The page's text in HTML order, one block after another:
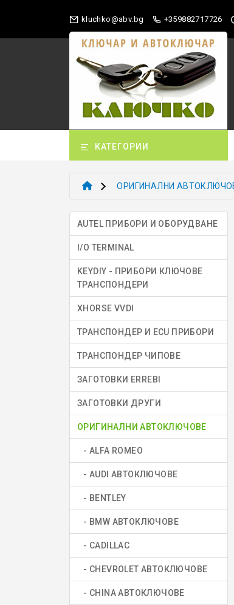
gb.vba@okhculk +359882717726
КАТЕГОРИИ
ОРИГИНАЛНИ
AUTEL ПРИБОРИ И ОБОРУДВАНЕ
I/O TERMINAL
KEYDIY - ПРИБОРИ КЛЮЧОВЕ
ТРАНСПОНДЕРИ
XHORSE VVDI
ТРАНСПОНДЕР И ECU ПРИБОРИ
ТРАНСПОНДЕР ЧИПОВЕ
ЗАГОТОВКИ ERREBI
ЗАГОТОВКИ ДРУГИ
ОРИГИНАЛНИ АВТОКЛЮЧОВЕ
- ALFA ROMEO
- AUDI АВТОКЛЮЧОВЕ
- BENTLEY
- BMW АВТОКЛЮЧОВЕ
- CADILLAC
- CHEVROLET АВТОКЛЮЧОВЕ
- CHINA АВТОКЛЮЧОВЕ